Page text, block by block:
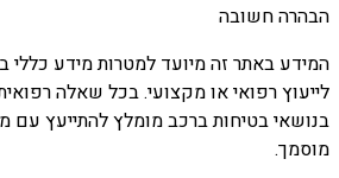
הבהרה חשובה
המידע באתר זה מיועד למטרות מידע כללי
לייעוץ רפואי או מקצועי. בכל שאלה
בנושאי בטיחות ברכב מומלץ להתייעץ עם
מוסמך.